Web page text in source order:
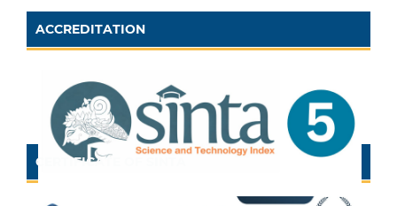
ACCREDITATION
CERTIFICATE OF SINTA